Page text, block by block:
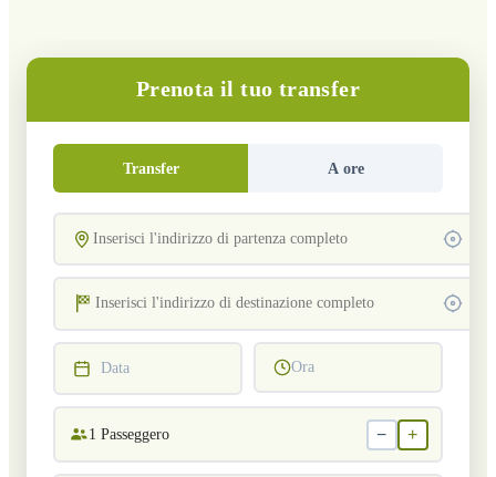
Prenota il tuo transfer
Transfer A ore
Data Ora
1 Passeggero − +